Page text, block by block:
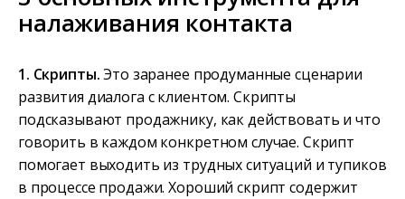
налаживания контакта
1. Скрипты.Это заранее продуманные сценарии
развития диалога с клиентом. Скрипты
подсказывают продажнику, как действовать и что
говорить в каждом конкретном случае. Скрипт
помогает выходить из трудных ситуаций и тупиков
в процессе продажи. Хороший скрипт содержит